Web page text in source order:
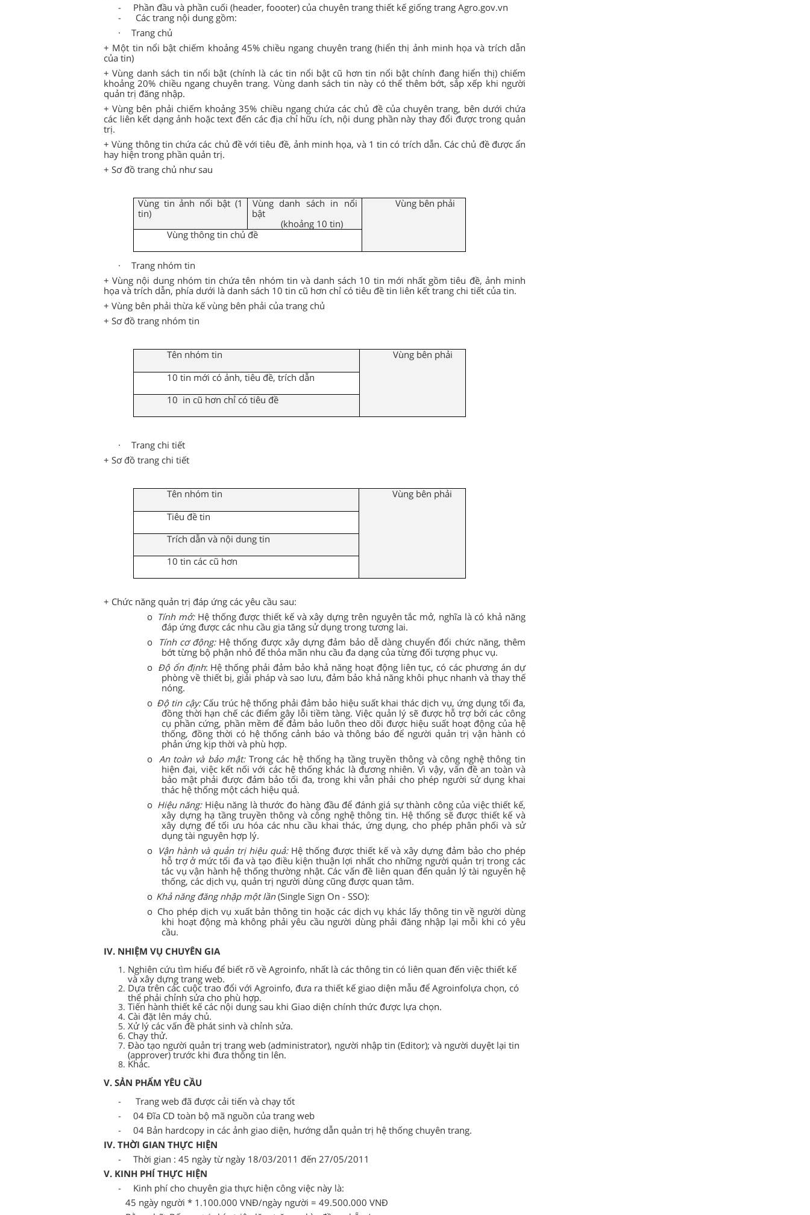
-
Phần đầu và phần cuối (header, foooter) của chuyên trang thiết kế giống trang Agro.gov.vn
-
Các trang nội dung gồm:
·
Trang chủ
+ Một tin nổi bật chiếm khoảng 45% chiều ngang chuyên trang (hiển thị ảnh minh họa và trích dẫn
của tin)
+ Vùng danh sách tin nổi bật (chính là các tin nổi bật cũ hơn tin nổi bật chính đang hiển thị) chiếm
khoảng 20% chiều ngang chuyên trang. Vùng danh sách tin này có thể thêm bớt, sắp xếp khi người
quản trị đăng nhập.
+ Vùng bên phải chiếm khoảng 35% chiều ngang chứa các chủ đề của chuyên trang, bên dưới chứa
các liên kết dạng ảnh hoặc text đến các địa chỉ hữu ích, nội dung phần này thay đổi được trong quản
trị.
+ Vùng thông tin chứa các chủ đề với tiêu đề, ảnh minh họa, và 1 tin có trích dẫn. Các chủ đề được ẩn
hay hiện trong phần quản trị.
+ Sơ đồ trang chủ như sau
Vùng tin ảnh nổi bật (1
tin)
Vùng danh sách in nổi
bật
(khoảng 10 tin)
Vùng bên phải
Vùng thông tin chủ đề
·
Trang nhóm tin
+ Vùng nội dung nhóm tin chứa tên nhóm tin và danh sách 10 tin mới nhất gồm tiêu đề, ảnh minh
họa và trích dẫn, phía dưới là danh sách 10 tin cũ hơn chỉ có tiêu đề tin liên kết trang chi tiết của tin.
+ Vùng bên phải thừa kế vùng bên phải của trang chủ
+ Sơ đồ trang nhóm tin
Tên nhóm tin
Vùng bên phải
10 tin mới có ảnh, tiêu đề, trích dẫn
10 in cũ hơn chỉ có tiêu đề
·
Trang chi tiết
+ Sơ đồ trang chi tiết
Tên nhóm tin
Vùng bên phải
Tiêu đề tin
Trích dẫn và nội dung tin
10 tin các cũ hơn
+ Chức năng quản trị đáp ứng các yêu cầu sau:
o Tính mở:Hệ thống được thiết kế và xây dựng trên nguyên tắc mở, nghĩa là có khả năng
đáp ứng được các nhu cầu gia tăng sử dụng trong tương lai.
o Tính cơ động:Hệ thống được xây dựng đảm bảo dễ dàng chuyển đổi chức năng, thêm
bớt từng bộ phận nhỏ để thỏa mãn nhu cầu đa dạng của từng đối tượng phục vụ.
o Độ ổn định: Hệ thống phải đảm bảo khả năng hoạt động liên tục, có các phương án dự
phòng về thiết bị, giải pháp và sao lưu, đảm bảo khả năng khôi phục nhanh và thay thế
nóng.
o Độ tin cậy:Cấu trúc hệ thống phải đảm bảo hiệu suất khai thác dịch vụ, ứng dụng tối đa,
đồng thời hạn chế các điểm gây lỗi tiềm tàng. Việc quản lý sẽ được hỗ trợ bởi các công
cụ phần cứng, phần mềm để đảm bảo luôn theo dõi được hiệu suất hoạt động của hệ
thống, đồng thời có hệ thống cảnh báo và thông báo để người quản trị vận hành có
phản ứng kịp thời và phù hợp.
o An toàn và bảo mật:Trong các hệ thống hạ tầng truyền thông và công nghệ thông tin
hiện đại, việc kết nối với các hệ thống khác là đương nhiên. Vì vậy, vấn đề an toàn và
bảo mật phải được đảm bảo tối đa, trong khi vẫn phải cho phép người sử dụng khai
thác hệ thống một cách hiệu quả.
o Hiệu năng:Hiệu năng là thước đo hàng đầu để đánh giá sự thành công của việc thiết kế,
xây dựng hạ tầng truyền thông và công nghệ thông tin. Hệ thống sẽ được thiết kế và
xây dựng để tối ưu hóa các nhu cầu khai thác, ứng dụng, cho phép phân phối và sử
dụng tài nguyên hợp lý.
o Vận hành và quản trị hiệu quả: Hệ thống được thiết kế và xây dựng đảm bảo cho phép
hỗ trợ ở mức tối đa và tạo điều kiện thuận lợi nhất cho những người quản trị trong các
tác vụ vận hành hệ thống thường nhật. Các vấn đề liên quan đến quản lý tài nguyên hệ
thống, các dịch vụ, quản trị người dùng cũng được quan tâm.
o Khả năng đăng nhập một lần(Single Sign On - SSO):
o Cho phép dịch vụ xuất bản thông tin hoặc các dịch vụ khác lấy thông tin về người dùng
khi hoạt động mà không phải yêu cầu người dùng phải đăng nhập lại mỗi khi có yêu
cầu.
IV. NHIỆM VỤ CHUYÊN GIA
Nghiên cứu tìm hiểu để biết rõ về Agroinfo, nhất là các thông tin có liên quan đến việc thiết kế
và xây dựng trang web.
Dựa trên các cuộc trao đổi với Agroinfo, đưa ra thiết kế giao diện mẫu để Agroinfolựa chọn, có
thể phải chỉnh sửa cho phù hợp.
Tiến hành thiết kế các nội dung sau khi Giao diện chính thức được lựa chọn.
Cài đặt lên máy chủ.
Xử lý các vấn đề phát sinh và chỉnh sửa.
Chạy thử.
Đào tạo người quản trị trang web (administrator), người nhập tin (Editor); và người duyệt lại tin
(approver) trước khi đưa thông tin lên.
Khác.
V. SẢN PHẨM YÊU CẦU
-
Trang web đã được cải tiến và chạy tốt
-
04 Đĩa CD toàn bộ mã nguồn của trang web
-
04 Bản hardcopy in các ảnh giao diện, hướng dẫn quản trị hệ thống chuyên trang.
IV. THỜI GIAN THỰC HIỆN
-
Thời gian : 45 ngày từ ngày 18/03/2011 đến 27/05/2011
V. KINH PHÍ THỰC HIỆN
-
Kinh phí cho chuyên gia thực hiện công việc này là:
45 ngày người * 1.100.000 VNĐ/ngày người = 49.500.000 VNĐ